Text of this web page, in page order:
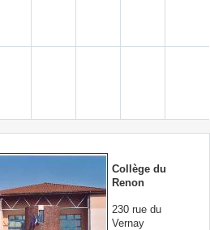
Collège du
Renon
230 rue du
Vernay